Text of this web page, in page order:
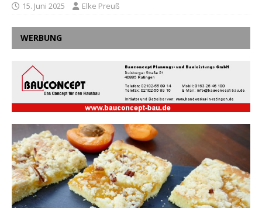
15. Juni 2025 Elke Preuß
WERBUNG